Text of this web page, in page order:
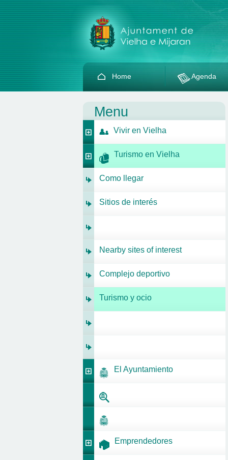
Home Agenda
Menu
Vivir en Vielha
Turismo en Vielha
Como llegar
Sitios de interés
Nearby sites of interest
Complejo deportivo
Turismo y ocio
El Ayuntamiento
Emprendedores